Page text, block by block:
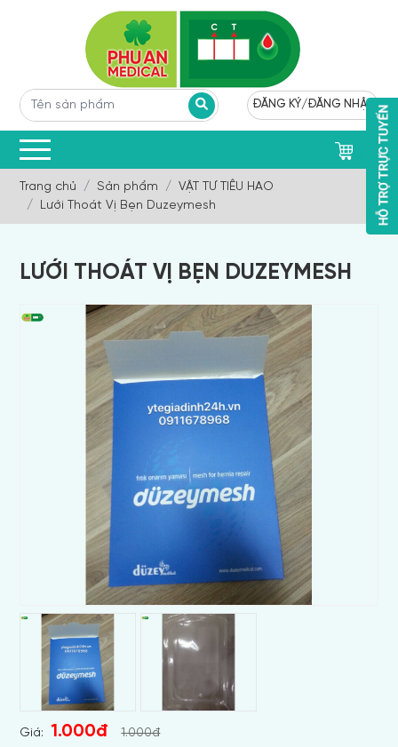
ĐĂNG KÝ/ĐĂNG NHẬP
Trang chủ Sản phẩm
VẬT TƯ TIÊU HAO
Lưới Thoát Vị Bẹn Duzeymesh
LƯỚI THOÁT VỊ BẸN DUZEYMESH
Giá: 1.000đ 1.000đ